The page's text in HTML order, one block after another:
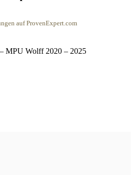
MPU Wolff
auf ProvenExpert.com
MPU Wolff 2020 – 2025